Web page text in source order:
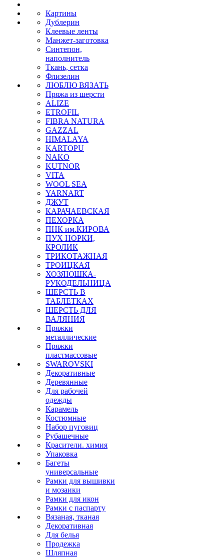
Картины
Дублерин
Клеевые ленты
Манжет-заготовка
Синтепон,
наполнитель
Ткань, сетка
Флизелин
ЛЮБЛЮ ВЯЗАТЬ
Пряжа из шерсти
ALIZE
ETROFIL
FIBRA NATURA
GAZZAL
HIMALAYA
KARTOPU
NAKO
KUTNOR
VITA
WOOL SEA
YARNART
ДЖУТ
КАРАЧАЕВСКАЯ
ПЕХОРКА
ПНК им.КИРОВА
ПУХ НОРКИ,
КРОЛИК
ТРИКОТАЖНАЯ
ТРОИЦКАЯ
ХОЗЯЮШКА-
РУКОДЕЛЬНИЦА
ШЕРСТЬ В
ТАБЛЕТКАХ
ШЕРСТЬ ДЛЯ
ВАЛЯНИЯ
Пряжки
металлические
Пряжки
пластмассовые
SWAROVSKI
Декоративные
Деревянные
Для рабочей
одежды
Карамель
Костюмные
Набор пуговиц
Рубашечные
Красители. химия
Упаковка
Багеты
универсальные
Рамки для вышивки
и мозаики
Рамки для икон
Рамки с паспарту
Вязаная, тканая
Декоративная
Для белья
Продежка
Шляпная